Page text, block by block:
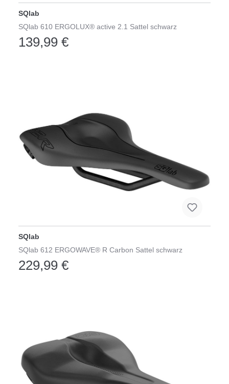
SQlab
SQlab 610 ERGOLUX® active 2.1 Sattel schwarz
139,99 €
SQlab
SQlab 612 ERGOWAVE® R Carbon Sattel schwarz
229,99 €